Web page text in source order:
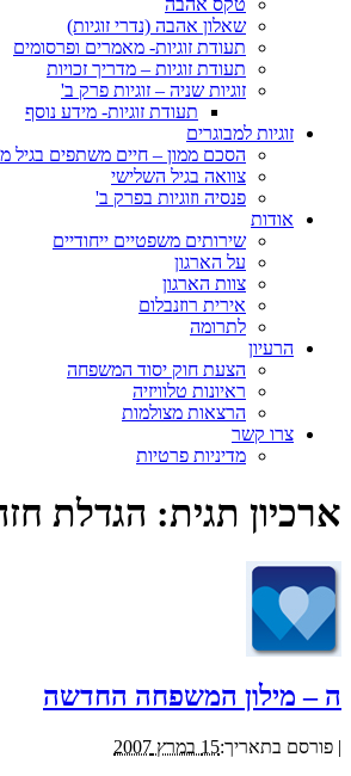
שאלון אהבה (נדרי זוגיות)
תעודת זוגיות- מאמרים ופרסומים
תעודת זוגיות – מדריך זכויות
זוגיות שניה – זוגיות פרק ב'
תעודת זוגיות- מידע נוסף
זוגיות למבוגרים
הסכם ממון – חיים משתפים בגיל
צוואה בגיל השלישי
פנסיה וזוגיות בפרק ב'
אודות
שירותים משפטיים ייחודיים
על הארגון
צוות הארגון
אירית רוזנבלום
לתרומה
הרעיון
הצעת חוק יסוד המשפחה
ראיונות טלוויזיה
הרצאות מצולמות
צרו קשר
מדיניות פרטיות
ארכיון תגית: הגדלת
ה – מילון המשפחה החדשה
| פורסם בתאריך:15 במרץ 2007